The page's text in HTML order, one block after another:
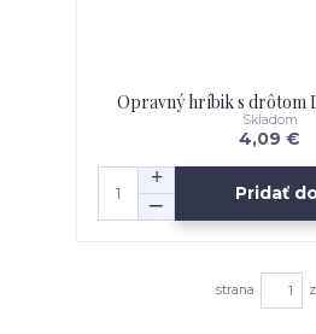
Opravný hríbik s drôtom
4,09 €
Skladom
Pridať
strana